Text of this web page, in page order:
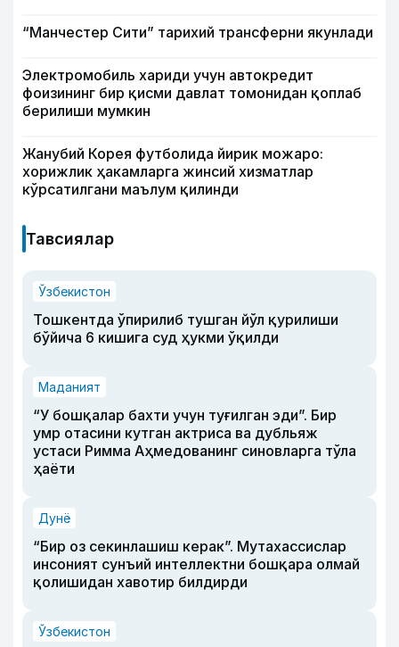
“Манчестер Сити” тарихий трансферни якунлади
Электромобиль хариди учун автокредит
фоизининг бир қисми давлат томонидан қоплаб
берилиши мумкин
Жанубий Корея футболида йирик можаро:
хорижлик ҳакамларга жинсий хизматлар
кўрсатилгани маълум қилинди
Тавсиялар
Ўзбекистон
Тошкентда ўпирилиб тушган йўл қурилиши
бўйича 6 кишига суд ҳукми ўқилди
Маданият
“У бошқалар бахти учун туғилган эди”. Бир
умр отасини кутган актриса ва дубльяж
устаси Римма Аҳмедованинг синовларга тўла
ҳаёти
Дунё
“Бир оз секинлашиш керак”. Мутахассислар
инсоният сунъий интеллектни бошқара олмай
қолишидан хавотир билдирди
Ўзбекистон